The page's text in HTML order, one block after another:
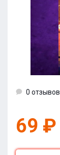
0 отзывов
69 ₽